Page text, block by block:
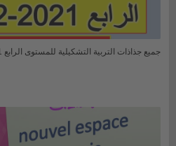
جميع جذاذات التربية التشكيلية للمستوى الرابع 2021-2022 في ملف واحد